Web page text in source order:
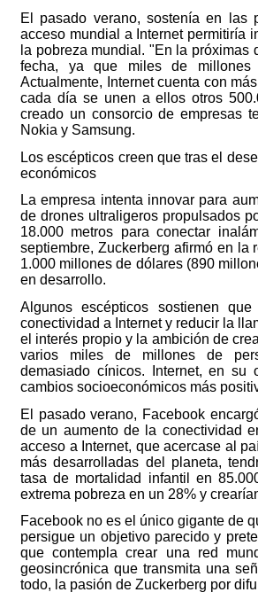
El pasado verano, sostenía en las
acceso mundial a Internet permitiría
la pobreza mundial. "En la
fecha, ya que miles de millones
Actualmente, Internet cuenta con
cada día se unen a ellos otros
creado un consorcio de empresas
Nokia y Samsung.
Los escépticos creen que tras el
económicos
La empresa intenta innovar para
de drones ultraligeros propulsados
18.000 metros para conectar
septiembre, Zuckerberg afirmó en la
1.000 millones de dólares (890
en desarrollo.
Algunos escépticos sostienen
conectividad a Internet y reducir la
el interés propio y la ambición de
varios miles de millones de
demasiado cínicos. Internet, en
cambios socioeconómicos más
El pasado verano, Facebook
de un aumento de la conectividad
acceso a Internet, que acercase al
más desarrolladas del planeta,
tasa de mortalidad infantil en
extrema pobreza en un 28% y
Facebook no es el único gigante de
persigue un objetivo parecido y
que contempla crear una red
geosincrónica que transmita una
todo, la pasión de Zuckerberg por